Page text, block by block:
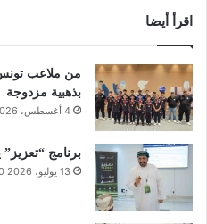
اقرأ أيضا
من ملاعب
بذهبية مزدوجة
4 أغسطس، 2026 2:47 م
برنامج
13 يوليو، 2026 12:00 م